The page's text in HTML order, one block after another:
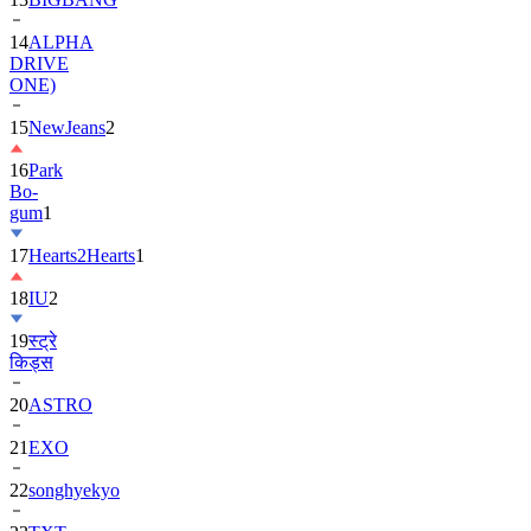
14ALPHA
DRIVE
ONE)
15NewJeans2
16Park
Bo-
gum1
17Hearts2Hearts1
18IU2
19स्ट्रे
किड्स
20ASTRO
21EXO
22songhyekyo